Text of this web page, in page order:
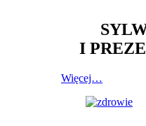
I
Więcej…